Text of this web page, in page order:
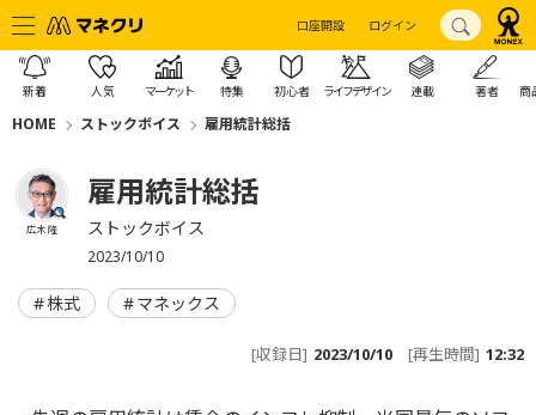
口座開設 ログイン
新着 人気 マーケット 特集 初心者 ライフデザイン 連載 著者 商
HOME ストックボイス 雇用統計総括
広木 隆
雇用統計総括
ストックボイス
2023/10/10
株式 マネックス
[収録日] 2023/10/10 [再生時間] 12:32